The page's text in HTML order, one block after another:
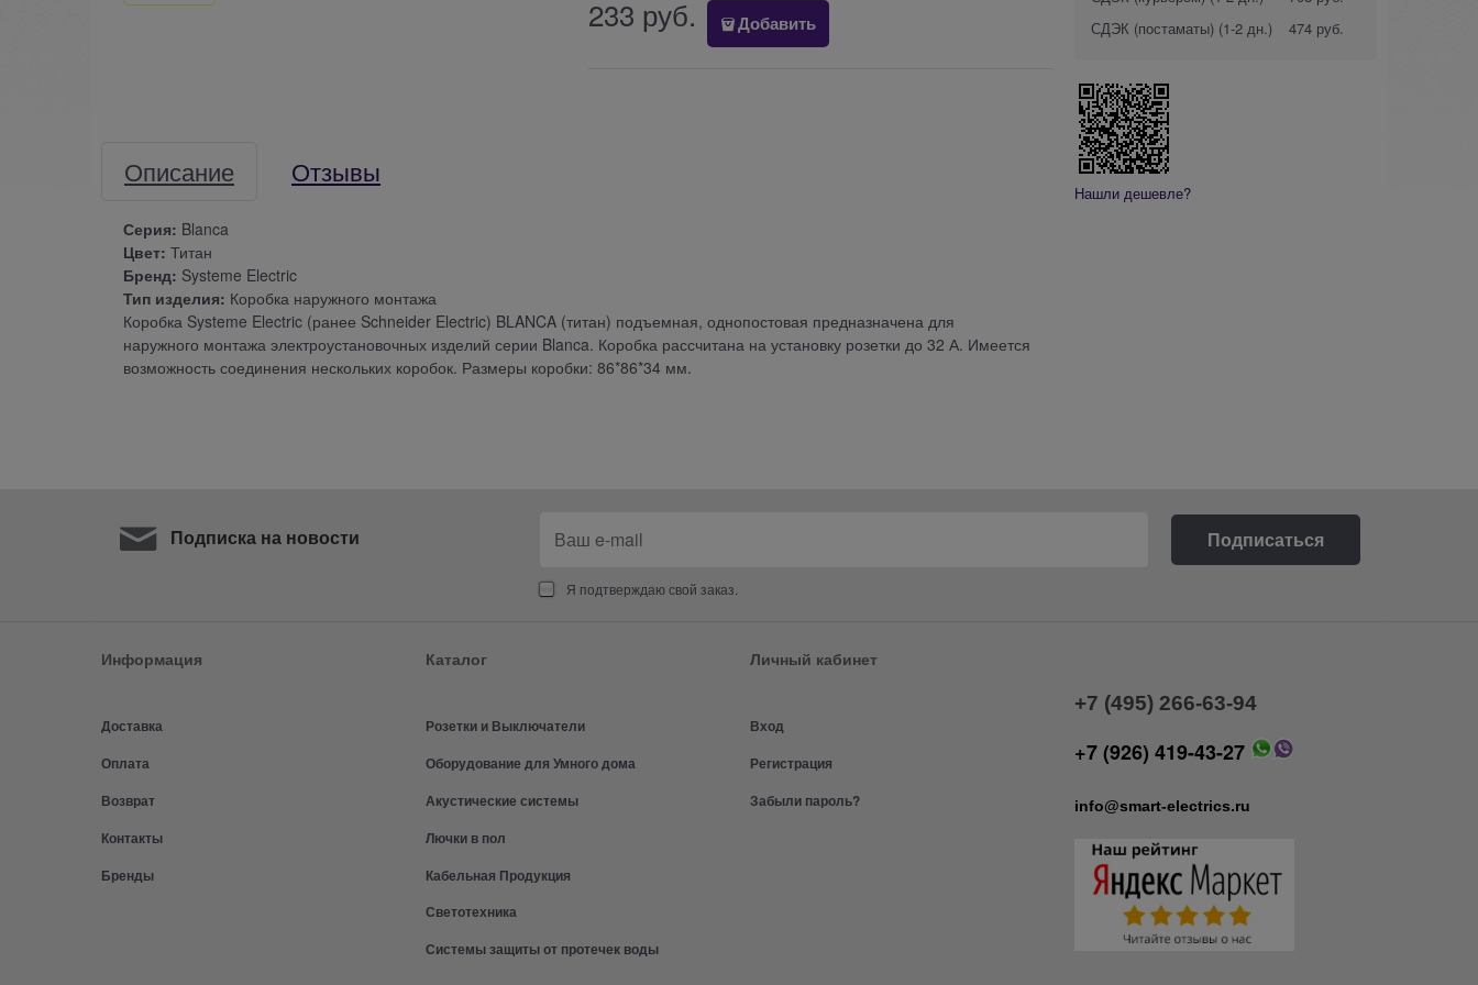
233 руб. Добавить
Описание Отзывы
Серия: Blanca
Цвет: Титан
Бренд: Systeme Electric
Тип изделия: Коробка наружного монтажа
Коробка Systeme Electric (ранее Schneider Electric) BLANCA (титан) подъемная, однопостовая предназначена для
наружного монтажа электроустановочных изделий серии Blanca. Коробка рассчитана на установку розетки до 32 А. Имеется
возможность соединения нескольких коробок. Размеры коробки: 86*86*34 мм.
СДЭК (постаматы) (1-2 дн.) 474 руб.
Нашли дешевле?
Подписка на новости
Я подтверждаю свой заказ.
Информация
Доставка
Оплата
Возврат
Контакты
Бренды
Каталог
Розетки и Выключатели
Оборудование для Умного дома
Акустические системы
Лючки в пол
Кабельная Продукция
Светотехника
Системы защиты от протечек воды
Личный кабинет
Вход
Регистрация
Забыли пароль?
+7 (495) 266-63-94
+7 (926) 419-43-27
info@smart-electrics.ru